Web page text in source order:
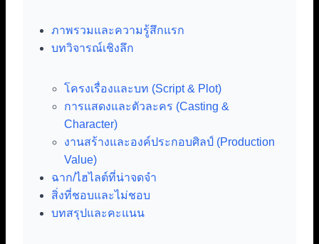
ภาพรวมและความรู้สึกแรก
บทวิจารณ์เชิงลึก
โครงเรื่องและบท (Script & Plot)
การแสดงและตัวละคร (Casting &
Character)
งานสร้างและองค์ประกอบศิลป์ (Production
Value)
ฉาก/ไฮไลต์ที่น่าจดจำ
สิ่งที่ชอบและไม่ชอบ
บทสรุปและคะแนน